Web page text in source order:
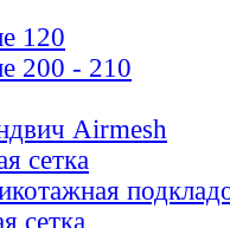
120
200 - 210
Airmesh
сетка
сетка